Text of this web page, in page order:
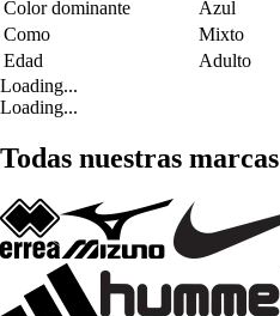
Color dominante
Azul
Como
Mixto
Edad
Adulto
Loading...
Loading...
Todas nuestras marcas